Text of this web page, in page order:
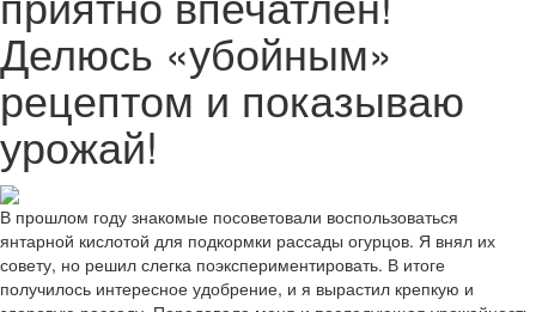
Делюсь «убойным»
рецептом и показываю
урожай!
В прошлом году знакомые посоветовали воспользоваться
янтарной кислотой для подкормки рассады огурцов. Я внял их
совету, но решил слегка поэкспериментировать. В итоге
получилось интересное удобрение, и я вырастил крепкую и